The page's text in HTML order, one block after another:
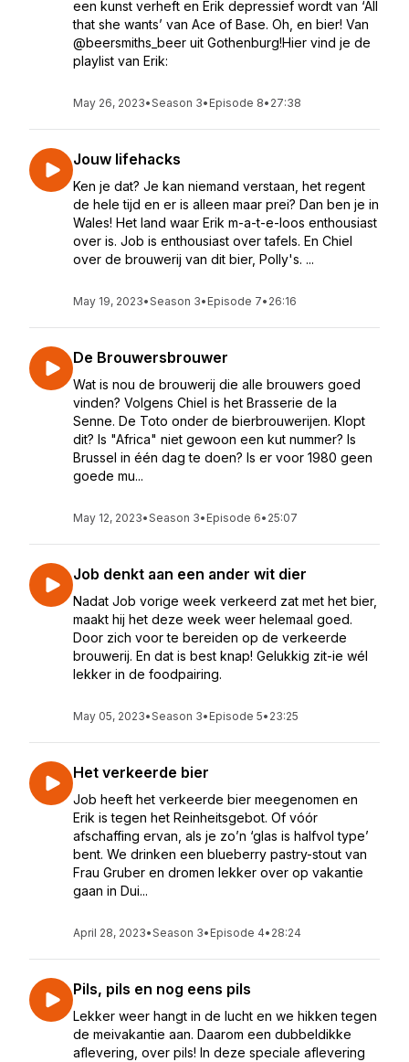
een kunst verheft en Erik depressief wordt van ‘All
that she wants’ van Ace of Base. Oh, en bier! Van
@beersmiths_beer uit Gothenburg!Hier vind je de
playlist van Erik:
May 26, 2023•Season 3• Episode 8• 27:38
Jouw lifehacks
Ken je dat? Je kan niemand verstaan, het regent
de hele tijd en er is alleen maar prei? Dan ben je in
Wales! Het land waar Erik m-a-t-e-loos enthousiast
over is. Job is enthousiast over tafels. En Chiel
over de brouwerij van dit bier, Polly's. ...
May 19, 2023•Season 3• Episode 7• 26:16
De Brouwersbrouwer
Wat is nou de brouwerij die alle brouwers goed
vinden? Volgens Chiel is het Brasserie de la
Senne. De Toto onder de bierbrouwerijen. Klopt
dit? Is "Africa" niet gewoon een kut nummer? Is
Brussel in één dag te doen? Is er voor 1980 geen
goede mu...
May 12, 2023•Season 3• Episode 6• 25:07
Job denkt aan een ander wit dier
Nadat Job vorige week verkeerd zat met het bier,
maakt hij het deze week weer helemaal goed.
Door zich voor te bereiden op de verkeerde
brouwerij. En dat is best knap! Gelukkig zit-ie wél
lekker in de foodpairing.
May 05, 2023•Season 3• Episode 5• 23:25
Het verkeerde bier
Job heeft het verkeerde bier meegenomen en
Erik is tegen het Reinheitsgebot. Of vóór
afschaffing ervan, als je zo’n ‘glas is halfvol type’
bent. We drinken een blueberry pastry-stout van
Frau Gruber en dromen lekker over op vakantie
gaan in Dui...
April 28, 2023•Season 3• Episode 4• 28:24
Pils, pils en nog eens pils
Lekker weer hangt in de lucht en we hikken tegen
de meivakantie aan. Daarom een dubbeldikke
aflevering, over pils! In deze speciale aflevering